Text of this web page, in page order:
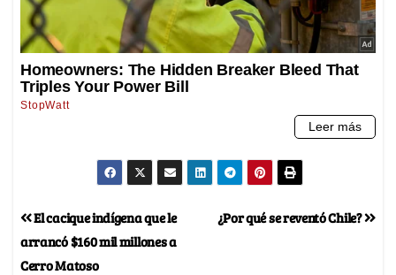
¿Por qué se reventó Chile?
El cacique indígena que le
arrancó $160 mil millones a
Cerro Matoso